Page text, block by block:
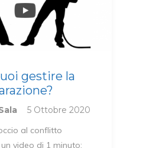
gestire la
5 Ottobre 2020
al conflitto
video di 1 minuto: